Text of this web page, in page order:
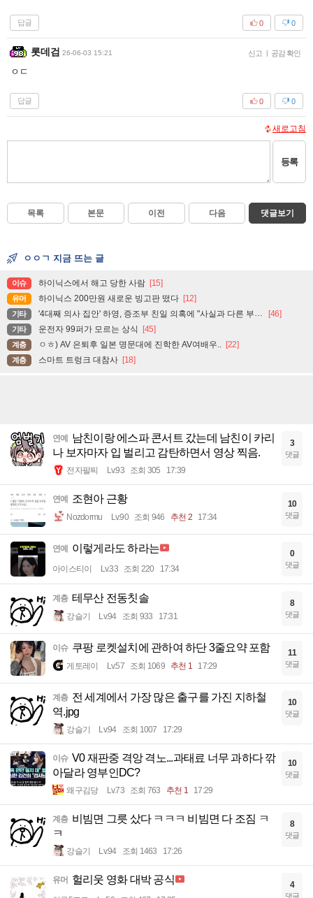
답글 0
0
롯데검 26-06-03 15:21 신고 | 공감 확인
ㅇㄷ
답글 0
0
새로고침
등록
목록 본문 이전 다음 댓글보기
ㅇㅇㄱ 지금 뜨는 글
이슈 하이닉스에서 해고 당한 사람 [15]
유머 하이닉스 200만원 새로운 빙고판 떴다 [12]
기타 '4대째 의사 집안' 하영, 증조부 친일 의혹에 "사실과 다른 부분 있어" [46]
기타 운전자 99퍼가 모르는 상식 [45]
계층 ㅇㅎ) AV 은퇴후 일본 명문대에 진학한 AV여배우.. [22]
계층 스마트 트렁크 대참사 [18]
연예
남친이랑 에스파 콘서트 갔는데 남친이 카리
나 보자마자 입 벌리고 감탄하면서 영상 찍음.
전자팔찌 Lv.93 조회 305 17:39
3
댓글
연예 조현아 근황
Nozdormu Lv.90 조회 946 추천 2 17:34
10
댓글
연예 이렇게라도 하라는
아이스티이 Lv.33 조회 220 17:34
0
댓글
계층 테무산 전동칫솔
강슬기 Lv.94 조회 933 17:31
8
댓글
이슈 쿠팡 로켓설치에 관하여 하단 3줄요약 포함
게토레이 Lv.57 조회 1069 추천 1 17:29
11
댓글
계층 전 세계에서 가장 많은 출구를 가진 지하철
역.jpg
강슬기 Lv.94 조회 1007 17:29
10
댓글
이슈 V0 재판중 격앙 격노...과태료 너무 과하다 깎
아달라 영부인DC?
왜구김당 Lv.73 조회 763 추천 1 17:29
10
댓글
계층 비빔면 그릇 샀다 ㅋㅋㅋ 비빔면 다 조짐 ㅋ
ㅋ
강슬기 Lv.94 조회 1463 17:26
8
댓글
유머 헐리웃 영화 대박 공식 4
댓글